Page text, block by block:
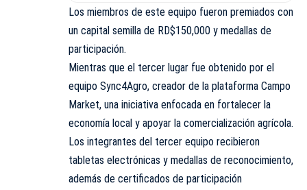
Los miembros de este equipo fueron premiados con
un capital semilla de RD$150,000 y medallas de
participación.
Mientras que el tercer lugar fue obtenido por el
equipo Sync4Agro, creador de la plataforma Campo
Market, una iniciativa enfocada en fortalecer la
economía local y apoyar la comercialización agrícola.
Los integrantes del tercer equipo recibieron
tabletas electrónicas y medallas de reconocimiento,
además de certificados de participación